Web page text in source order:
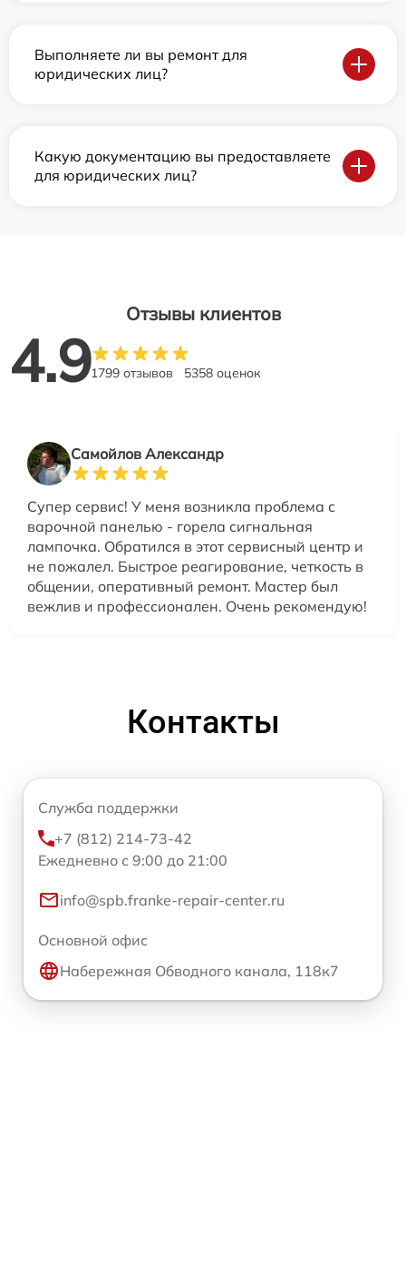
Выполняете ли вы ремонт для
юридических лиц?
Какую документацию вы предоставляете
для юридических лиц?
Отзывы клиентов
4.91799 отзывов 5358 оценок
Самойлов Александр
Супер сервис! У меня возникла проблема с
варочной панелью - горела сигнальная
лампочка. Обратился в этот сервисный центр и
не пожалел. Быстрое реагирование, четкость в
общении, оперативный ремонт. Мастер был
вежлив и профессионален. Очень рекомендую!
Контакты
Служба поддержки
+7 (812) 214-73-42
Ежедневно с 9:00 до 21:00
info@spb.franke-repair-center.ru
Основной офис
Набережная Обводного канала, 118к7